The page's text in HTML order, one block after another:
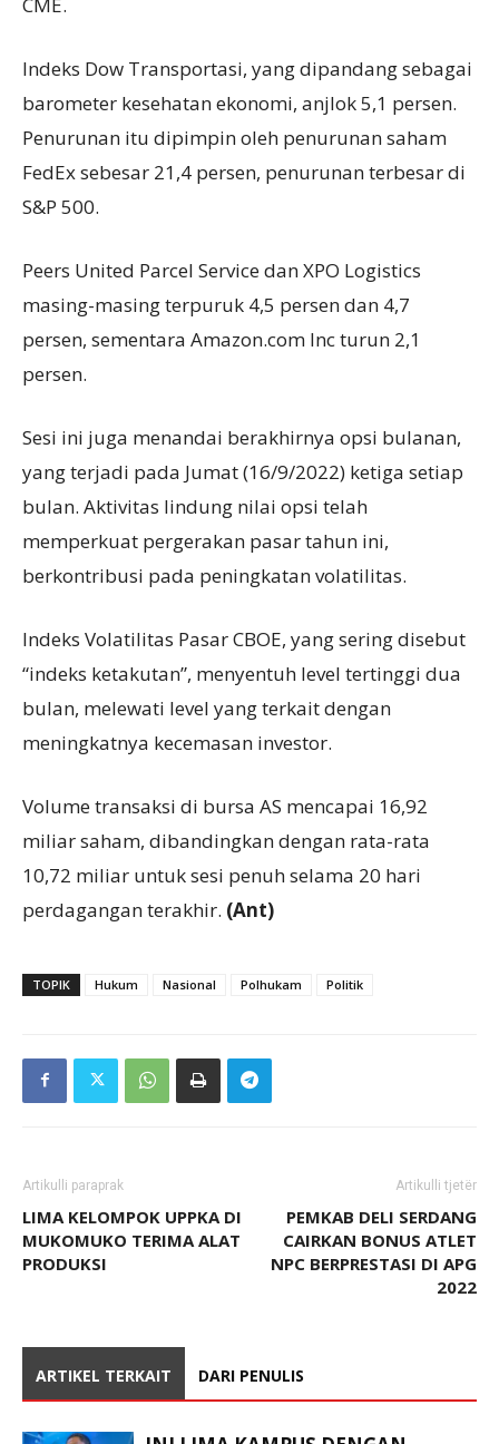
Indeks Dow Transportasi, yang dipandang sebagai
barometer kesehatan ekonomi, anjlok 5,1 persen.
Penurunan itu dipimpin oleh penurunan saham
FedEx sebesar 21,4 persen, penurunan terbesar di
S&P 500.
Peers United Parcel Service dan XPO Logistics
masing-masing terpuruk 4,5 persen dan 4,7
persen, sementara Amazon.com Inc turun 2,1
persen.
Sesi ini juga menandai berakhirnya opsi bulanan,
yang terjadi pada Jumat (16/9/2022) ketiga setiap
bulan. Aktivitas lindung nilai opsi telah
memperkuat pergerakan pasar tahun ini,
berkontribusi pada peningkatan volatilitas.
Indeks Volatilitas Pasar CBOE, yang sering disebut
“indeks ketakutan”, menyentuh level tertinggi dua
bulan, melewati level yang terkait dengan
meningkatnya kecemasan investor.
Volume transaksi di bursa AS mencapai 16,92
miliar saham, dibandingkan dengan rata-rata
10,72 miliar untuk sesi penuh selama 20 hari
perdagangan terakhir. (Ant)
TOPIK Hukum Nasional Polhukam Politik
Artikulli paraprak
LIMA KELOMPOK UPPKA DI
MUKOMUKO TERIMA ALAT
PRODUKSI
Artikulli tjetër
PEMKAB DELI SERDANG
CAIRKAN BONUS ATLET
NPC BERPRESTASI DI APG
2022
ARTIKEL TERKAIT DARI PENULIS